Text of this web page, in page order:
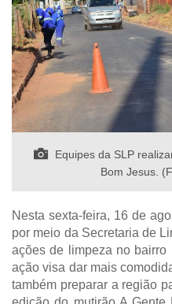
Equipes da SLP
Bom Jesus.
Nesta sexta-feira, 16 de
por meio da Secretaria de
ações de limpeza no bairro
ação visa dar mais
também preparar a região